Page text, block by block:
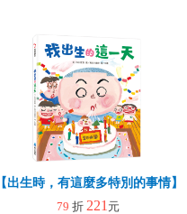
【出生時，有這麼多特別的事情
79 折 221 元